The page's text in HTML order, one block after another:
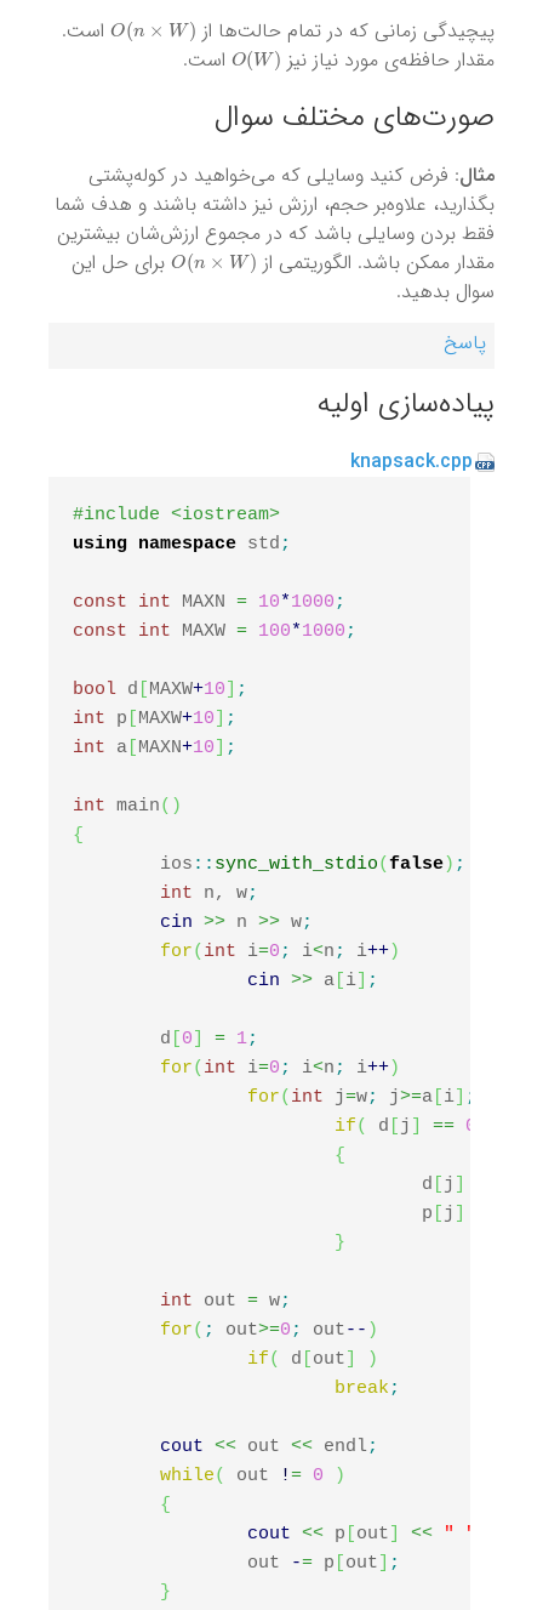
پیچیدگی زمانی که در تمام حالت‌ها از O(n )
است.
مقدار حافظه‌ی مورد نیاز نیز
O(W) است.
صورت‌های مختلف سوال
مثال: فرض کنید وسایلی که می‌خواهید در کوله‌پشتی
بگذارید، علاوه‌بر حجم، ارزش نیز داشته باشند و هدف شما
فقط بردن وسایلی باشد که در مجموع ارزش‌شان بیشترین
مقدار ممکن باشد. الگوریتمی از
O(n ×W)
برای حل این
سوال بدهید.
پاسخ
پیاده‌سازی اولیه
‌‌knapsack.cpp
#include <iostream>
using namespace std ;
const int MAXN = 10*1000 ;
const
int MAXW = 100*1000 ;
bool d MAXW+10
;
int p MAXW+10
;
int a MAXN+10 ;
int main( )
{
	ios
:: sync_with_stdio(false) ;
int n, w;
cin >> n >> w;
for( int i=0 ; i<n ; i++)
cin >> a i ;
	d
0 = 1;
for( int i=0 ; i<n ; i++)
for( int j=w; j>=a i ;
if( d j == 0
{
				d
j
				p
j
}
int out = w;
for( ; out>=0 ; out-- )
if( d out
)
break ;
cout << out << endl;
while( out != 0
)
{
cout << p out << " "
		out
-= p out
;
}